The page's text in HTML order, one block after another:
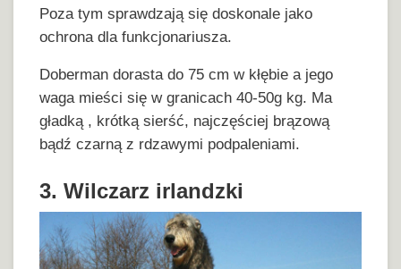
Poza tym sprawdzają się doskonale jako
ochrona dla funkcjonariusza.
Doberman dorasta do 75 cm w kłębie a jego
waga mieści się w granicach 40-50g kg. Ma
gładką , krótką sierść, najczęściej brązową
bądź czarną z rdzawymi podpaleniami.
3. Wilczarz irlandzki